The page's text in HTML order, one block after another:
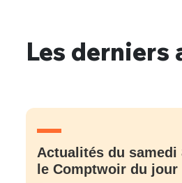
Les derniers
Actualités du samedi
le Comptwoir du jour
PSEUDO *
VOTRE PARTICIPATION
Que